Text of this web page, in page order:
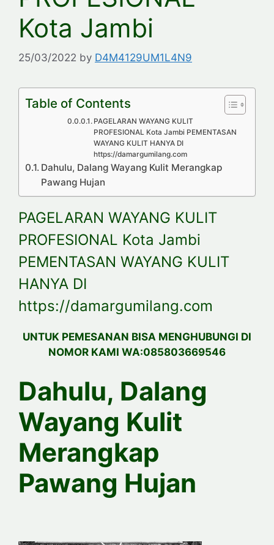
Kota Jambi
25/03/2022 by D4M4129UM1L4N9
Table of Contents
PAGELARAN WAYANG KULIT
PROFESIONAL Kota Jambi PEMENTASAN
WAYANG KULIT HANYA DI
https://damargumilang.com
Dahulu, Dalang Wayang Kulit Merangkap
Pawang Hujan
PAGELARAN WAYANG KULIT
PROFESIONAL Kota Jambi
PEMENTASAN WAYANG KULIT
HANYA DI
https://damargumilang.com
UNTUK PEMESANAN BISA MENGHUBUNGI DI
NOMOR KAMI WA:085803669546
Dahulu, Dalang
Wayang Kulit
Merangkap
Pawang Hujan